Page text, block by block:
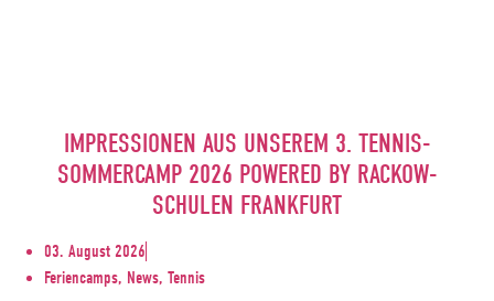
IMPRESSIONEN AUS UNSEREM 3. TENNIS-
SOMMERCAMP 2026 POWERED BY RACKOW-
SCHULEN FRANKFURT
03. August 2026
Feriencamps, News, Tennis